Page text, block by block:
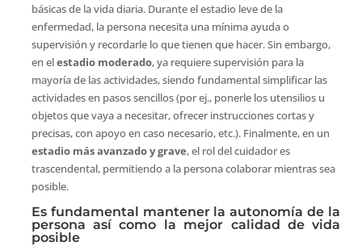
básicas de la vida diaria. Durante el estadio leve de la
enfermedad, la persona necesita una mínima ayuda o
supervisión y recordarle lo que tienen que hacer. Sin embargo,
en elestadio moderado, ya requiere supervisión para la
mayoría de las actividades, siendo fundamental simplificar las
actividades en pasos sencillos (por ej., ponerle los utensilios u
objetos que vaya a necesitar, ofrecer instrucciones cortas y
precisas, con apoyo en caso necesario, etc.). Finalmente, en un
estadio más avanzado y grave, el rol del cuidador es
trascendental, permitiendo a la persona colaborar mientras sea
posible.
Es fundamental mantener la autonomía de la
persona así como la mejor calidad de vida
posible